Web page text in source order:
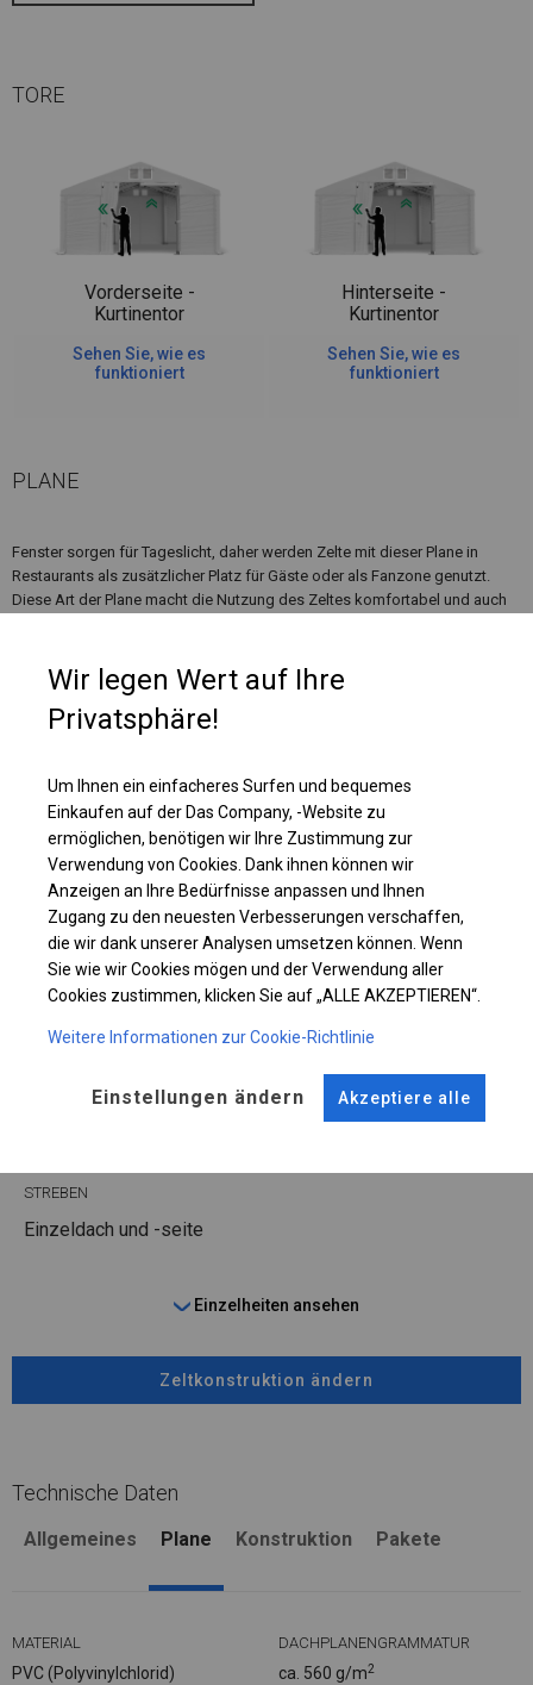
TORE
Vorderseite -
Kurtinentor
Sehen Sie, wie es
funktioniert
Hinterseite -
Kurtinentor
Sehen Sie, wie es
funktioniert
PLANE
Fenster sorgen für Tageslicht, daher werden Zelte mit dieser Plane in
Restaurants als zusätzlicher Platz für Gäste oder als Fanzone genutzt.
Diese Art der Plane macht die Nutzung des Zeltes komfortabel und auch
KONSTRUKTION
POLAR
STRINGS
STREBEN
Einzeldach und -seite
Einzelheiten ansehen
Zeltkonstruktion ändern
Technische Daten
Allgemeines Plane Konstruktion Pakete
MATERIAL
PVC (Polyvinylchlorid)
DACHPLANENGRAMMATUR
ca. 560 g/m2
Wir legen Wert auf Ihre
Privatsphäre!
Um Ihnen ein einfacheres Surfen und bequemes
Einkaufen auf der Das Company, -Website zu
ermöglichen, benötigen wir Ihre Zustimmung zur
Verwendung von Cookies. Dank ihnen können wir
Anzeigen an Ihre Bedürfnisse anpassen und Ihnen
Zugang zu den neuesten Verbesserungen verschaffen,
die wir dank unserer Analysen umsetzen können. Wenn
Sie wie wir Cookies mögen und der Verwendung aller
Cookies zustimmen, klicken Sie auf „ALLE AKZEPTIEREN“.
Weitere Informationen zur Cookie-Richtlinie
Einstellungen ändern Akzeptiere alle